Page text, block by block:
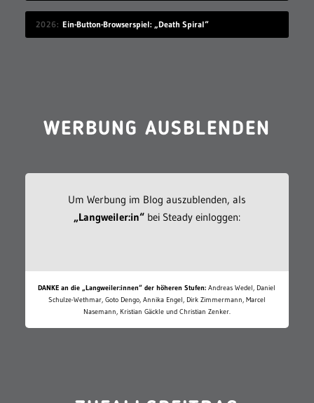
2026 Ein-Button-Browserspiel: „Death Spiral“
WERBUNG AUSBLENDEN
Um Werbung im Blog auszublenden, als
„Langweiler:in“bei Steady einloggen:
DANKE an die „Langweiler:innen“ der höheren Stufen: Andreas Wedel, Daniel
Schulze-Wethmar, Goto Dengo, Annika Engel, Dirk Zimmermann, Marcel
Nasemann, Kristian Gäckle und Christian Zenker.